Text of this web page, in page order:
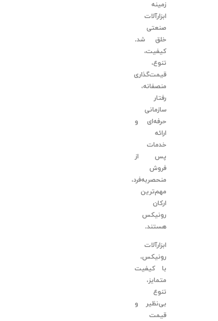
زمینه
ابزارآلات
صنعتی
خلق شد.
کیفیت،
تنوع،
قیمت‌گذاری
منصفانه،
رفتار
سازمانی
حرفه‌ای و
ارائه
خدمات
پس از
فروش
منحصربه‌فرد،
مهم‌ترین
ارکان
رونیکس
هستند.
ابزارآلات
رونیکس،
با کیفیت
متمایز،
تنوع
بی‌نظیر و
قیمت